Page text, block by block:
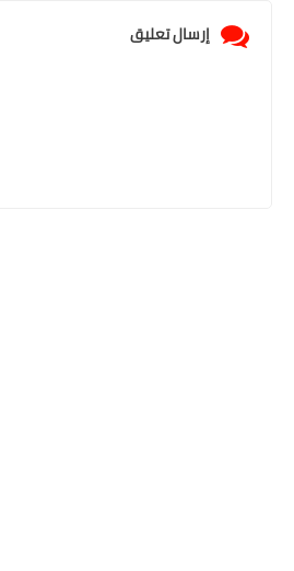
إرسال تعليق